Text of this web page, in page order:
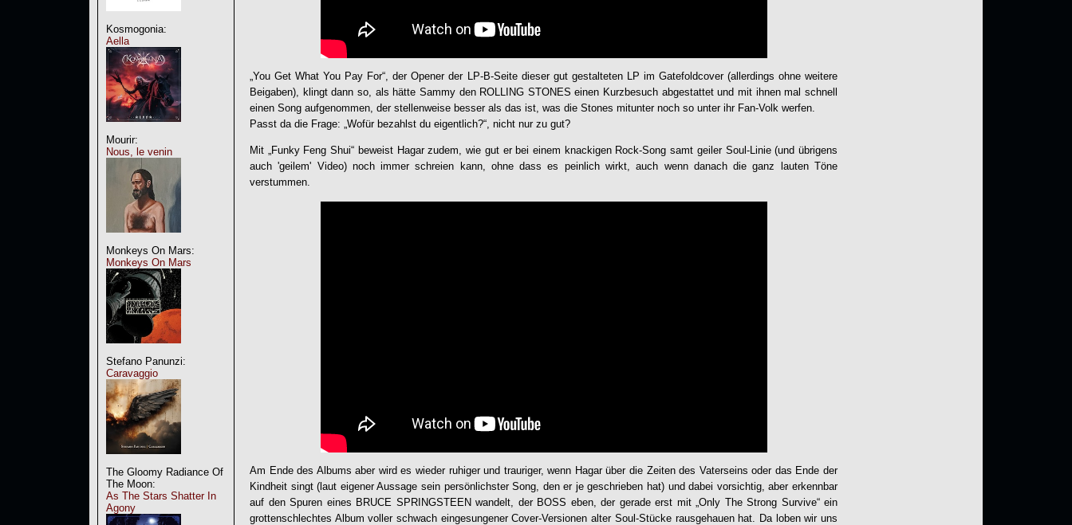
Kosmogonia:
Aella
Mourir:
Nous, le venin
Monkeys On Mars:
Monkeys On Mars
Stefano Panunzi:
Caravaggio
The Gloomy Radiance Of
The Moon:
As The Stars Shatter In
Agony
„You Get What You Pay For“, der Opener der LP-B-Seite dieser gut gestalteten LP im Gatefoldcover (allerdings ohne weitere
Beigaben), klingt dann so, als hätte Sammy den ROLLING STONES einen Kurzbesuch abgestattet und mit ihnen mal schnell
einen Song aufgenommen, der stellenweise besser als das ist, was die Stones mitunter noch so unter ihr Fan-Volk werfen.
Passt da die Frage: „Wofür bezahlst du eigentlich?“, nicht nur zu gut?
Mit „Funky Feng Shui“ beweist Hagar zudem, wie gut er bei einem knackigen Rock-Song samt geiler Soul-Linie (und übrigens
auch 'geilem' Video) noch immer schreien kann, ohne dass es peinlich wirkt, auch wenn danach die ganz lauten Töne
verstummen.
Am Ende des Albums aber wird es wieder ruhiger und trauriger, wenn Hagar über die Zeiten des Vaterseins oder das Ende der
Kindheit singt (laut eigener Aussage sein persönlichster Song, den er je geschrieben hat) und dabei vorsichtig, aber erkennbar
auf den Spuren eines BRUCE SPRINGSTEEN wandelt, der BOSS eben, der gerade erst mit „Only The Strong Survive“ ein
grottenschlechtes Album voller schwach eingesungener Cover-Versionen alter Soul-Stücke rausgehauen hat. Da loben wir uns